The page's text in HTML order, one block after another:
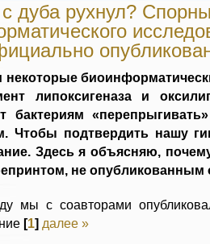
с дуба рухнул?
липоксигеназа и
бактериям
Чтобы подтвердить нашу
Здесь я объясняю,
не
мы с соавторами
[1] далее »